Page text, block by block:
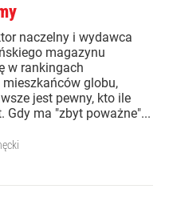
naczelny i wydawca
magazynu
w rankingach
globu,
jest pewny, kto ile
Gdy ma "zbyt poważne"...